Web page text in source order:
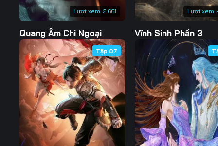
Tập 151 Tập 152 Tập 153
Tập 158 Tập 160
Tập 165 Tập 166 Tập 167
Tập 172 Tập 173 Tập 174
Tập 179 Tập 180 Tập 181
Tập 186 Tập 187 Tập 188
Tập 193 Tập 194 Tập 195
Lượt xem: 2.661
Quang Âm Chi Ngoại
Lượt xem:
Vĩnh Sinh Phần 3
Tập 07